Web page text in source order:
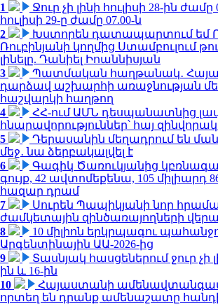
1
Ջուր չի լինի հուլիսի 28-ին ժամը
հուլիսի 29-ը ժամը 07.00-ն
2
Խստորեն դատապարտում եմ
Ռուբինյանի կողմից Ստամբուլում
լինելը. Դանիել Իոաննիսյան
3
Պատմական հաղթանակ․
դարձավ աշխարհի առաջնության
հաշվարկի հաղթող
4
ՀՀ-ում ԱՄՆ դեսպանատնից լավ
հնարավորություններ՝ հայ
5
Դերասանին մեղադրում են
մեջ․ նա ձերբակալվել է
6
Գագիկ Ծառուկյանից
գույք, 42 ավտոմեքենա, 105 միլիարդ
հազար դրամ
7
Սուրեն Պապիկյանի նոր
ժամկետային զինծառայողների
8
10 միլիոն երկրպագու
Արգենտինային ԱԱ-2026-ից
9
Տասնյակ հասցեներում ջուր չի
ին և 16-ին
10
Հայաստանի
որտեղ են դրանք ամենաշատը